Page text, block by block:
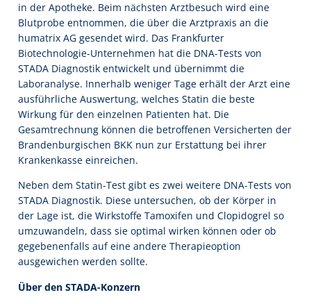
in der Apotheke. Beim nächsten Arztbesuch wird eine
Blutprobe entnommen, die über die Arztpraxis an die
humatrix AG gesendet wird. Das Frankfurter
Biotechnologie-Unternehmen hat die DNA-Tests von
STADA Diagnostik entwickelt und übernimmt die
Laboranalyse. Innerhalb weniger Tage erhält der Arzt eine
ausführliche Auswertung, welches Statin die beste
Wirkung für den einzelnen Patienten hat. Die
Gesamtrechnung können die betroffenen Versicherten der
Brandenburgischen BKK nun zur Erstattung bei ihrer
Krankenkasse einreichen.
Neben dem Statin-Test gibt es zwei weitere DNA-Tests von
STADA Diagnostik. Diese untersuchen, ob der Körper in
der Lage ist, die Wirkstoffe Tamoxifen und Clopidogrel so
umzuwandeln, dass sie optimal wirken können oder ob
gegebenenfalls auf eine andere Therapieoption
ausgewichen werden sollte.
Über den STADA-Konzern